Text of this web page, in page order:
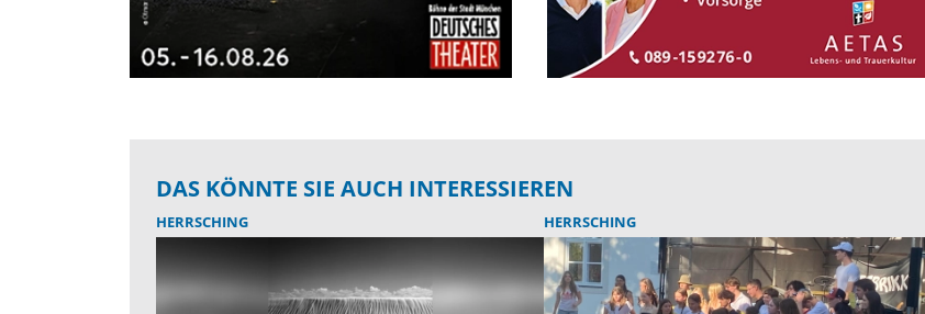
DAS KÖNNTE SIE AUCH INTERESSIEREN
HERRSCHING HERRSCHING